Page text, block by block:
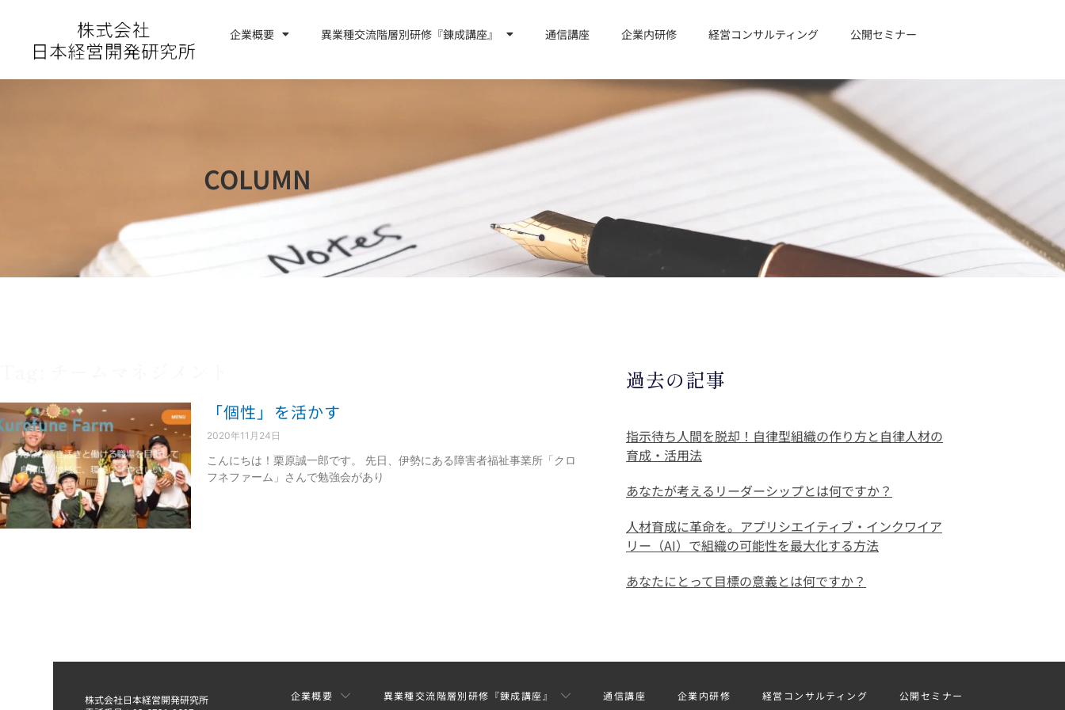
キ
企業概要 異業種交流階層別研修『錬成講座』 通信講座 企業内研修 経営コンサルティング 公開セミナー
お問い合わせ
COLUMN
「個性」を活かす
2020年11月24日
こんにちは！栗原誠一郎です。 先日、伊勢にある障害者福祉事業所「クロ
フネファーム」さんで勉強会があり
過去の記事
指示待ち人間を脱却！自律型組織の作り方と自律人材の
育成・活用法
あなたが考えるリーダーシップとは何ですか？
人材育成に革命を。アプリシエイティブ・インクワイア
リー（AI）で組織の可能性を最大化する方法
あなたにとって目標の意義とは何ですか？
株式会社日本経営開発研究所
企業概要 異業種交流階層別研修『錬成講座』 通信講座 企業内研修 経営コンサルティング 公開セミナー